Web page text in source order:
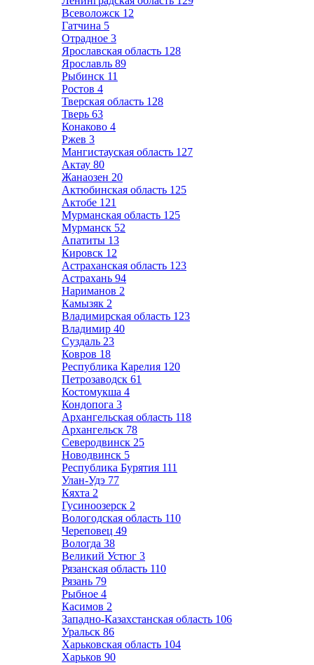
Всеволожск 12
Гатчина 5
Отрадное 3
Ярославская область 128
Ярославль 89
Рыбинск 11
Ростов 4
Тверская область 128
Тверь 63
Конаково 4
Ржев 3
Мангистауская область 127
Актау 80
Жанаозен 20
Актюбинская область 125
Актобе 121
Мурманская область 125
Мурманск 52
Апатиты 13
Кировск 12
Астраханская область 123
Астрахань 94
Нариманов 2
Камызяк 2
Владимирская область 123
Владимир 40
Суздаль 23
Ковров 18
Республика Карелия 120
Петрозаводск 61
Костомукша 4
Кондопога 3
Архангельская область 118
Архангельск 78
Северодвинск 25
Новодвинск 5
Республика Бурятия 111
Улан-Удэ 77
Кяхта 2
Гусиноозерск 2
Вологодская область 110
Череповец 49
Вологда 38
Великий Устюг 3
Рязанская область 110
Рязань 79
Рыбное 4
Касимов 2
Западно-Казахстанская область 106
Уральск 86
Харьковская область 104
Харьков 90